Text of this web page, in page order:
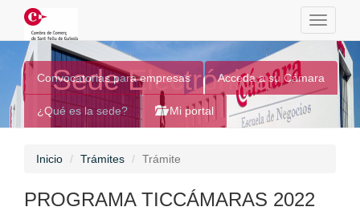
Toggle
Sede Electrónica
Convocatorias para empresas Acceda a su Cámara
¿Qué es la sede? Mi portal
Inicio Trámites Trámite
PROGRAMA TICCÁMARAS 2022